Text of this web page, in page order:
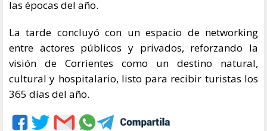
las épocas del año.
La tarde concluyó con un espacio de networking
entre actores públicos y privados, reforzando la
visión de Corrientes como un destino natural,
cultural y hospitalario, listo para recibir turistas los
365 días del año.